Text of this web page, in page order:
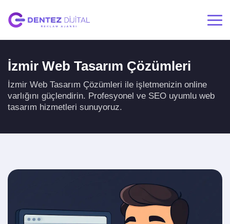
İzmir Web Tasarım Çözümleri
İzmir Web Tasarım Çözümleri ile işletmenizin online
varlığını güçlendirin. Profesyonel ve SEO uyumlu web
tasarım hizmetleri sunuyoruz.